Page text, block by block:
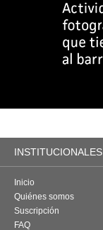
INSTITUCIONALES
Inicio
Quiénes somos
Suscripción
FAQ